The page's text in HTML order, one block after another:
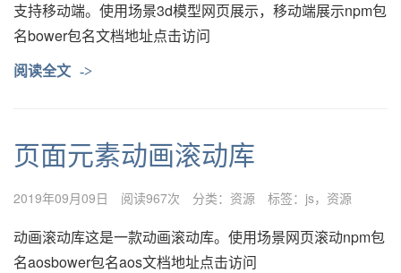
支持移动端。使用场景3d模型网页展示，移动端展示npm包
名bower包名文档地址点击访问
阅读全文 ->
页面元素动画滚动库
2019年09月09日 阅读967次 分类： 资源 标签： js 资源
动画滚动库这是一款动画滚动库。使用场景网页滚动npm包
名aosbower包名aos文档地址点击访问